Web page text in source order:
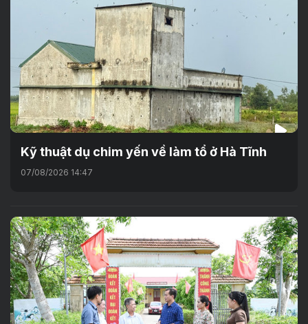
Kỹ thuật dụ chim yến về làm tổ ở Hà Tĩnh
07/08/2026 14:47